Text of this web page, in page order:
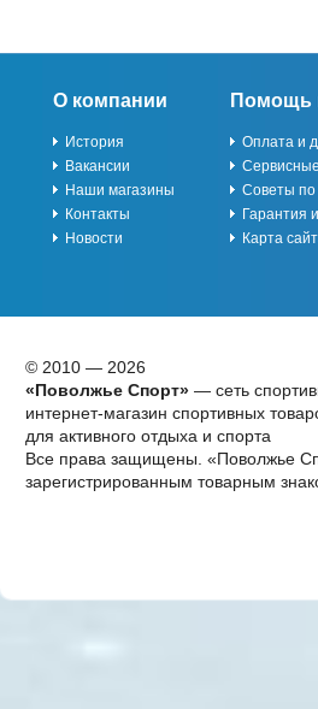
О компании
История
Вакансии
Наши магазины
Контакты
Новости
Помощь
Оплата и
Сервисные
Советы по
Гарантия
Карта
© 2010 — 2026
«Поволжье Спорт»— сеть
интернет-магазин спортивных
для активного отдыха и спорта
Все права защищены. «Поволжье
зарегистрированным товарным